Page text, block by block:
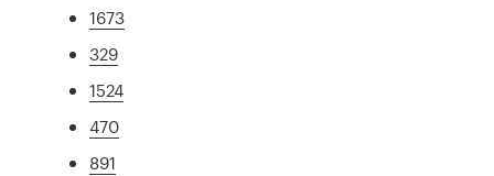
1673
329
1524
470
891